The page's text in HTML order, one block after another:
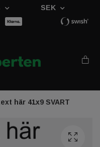
SEK
här 41x9 SVART